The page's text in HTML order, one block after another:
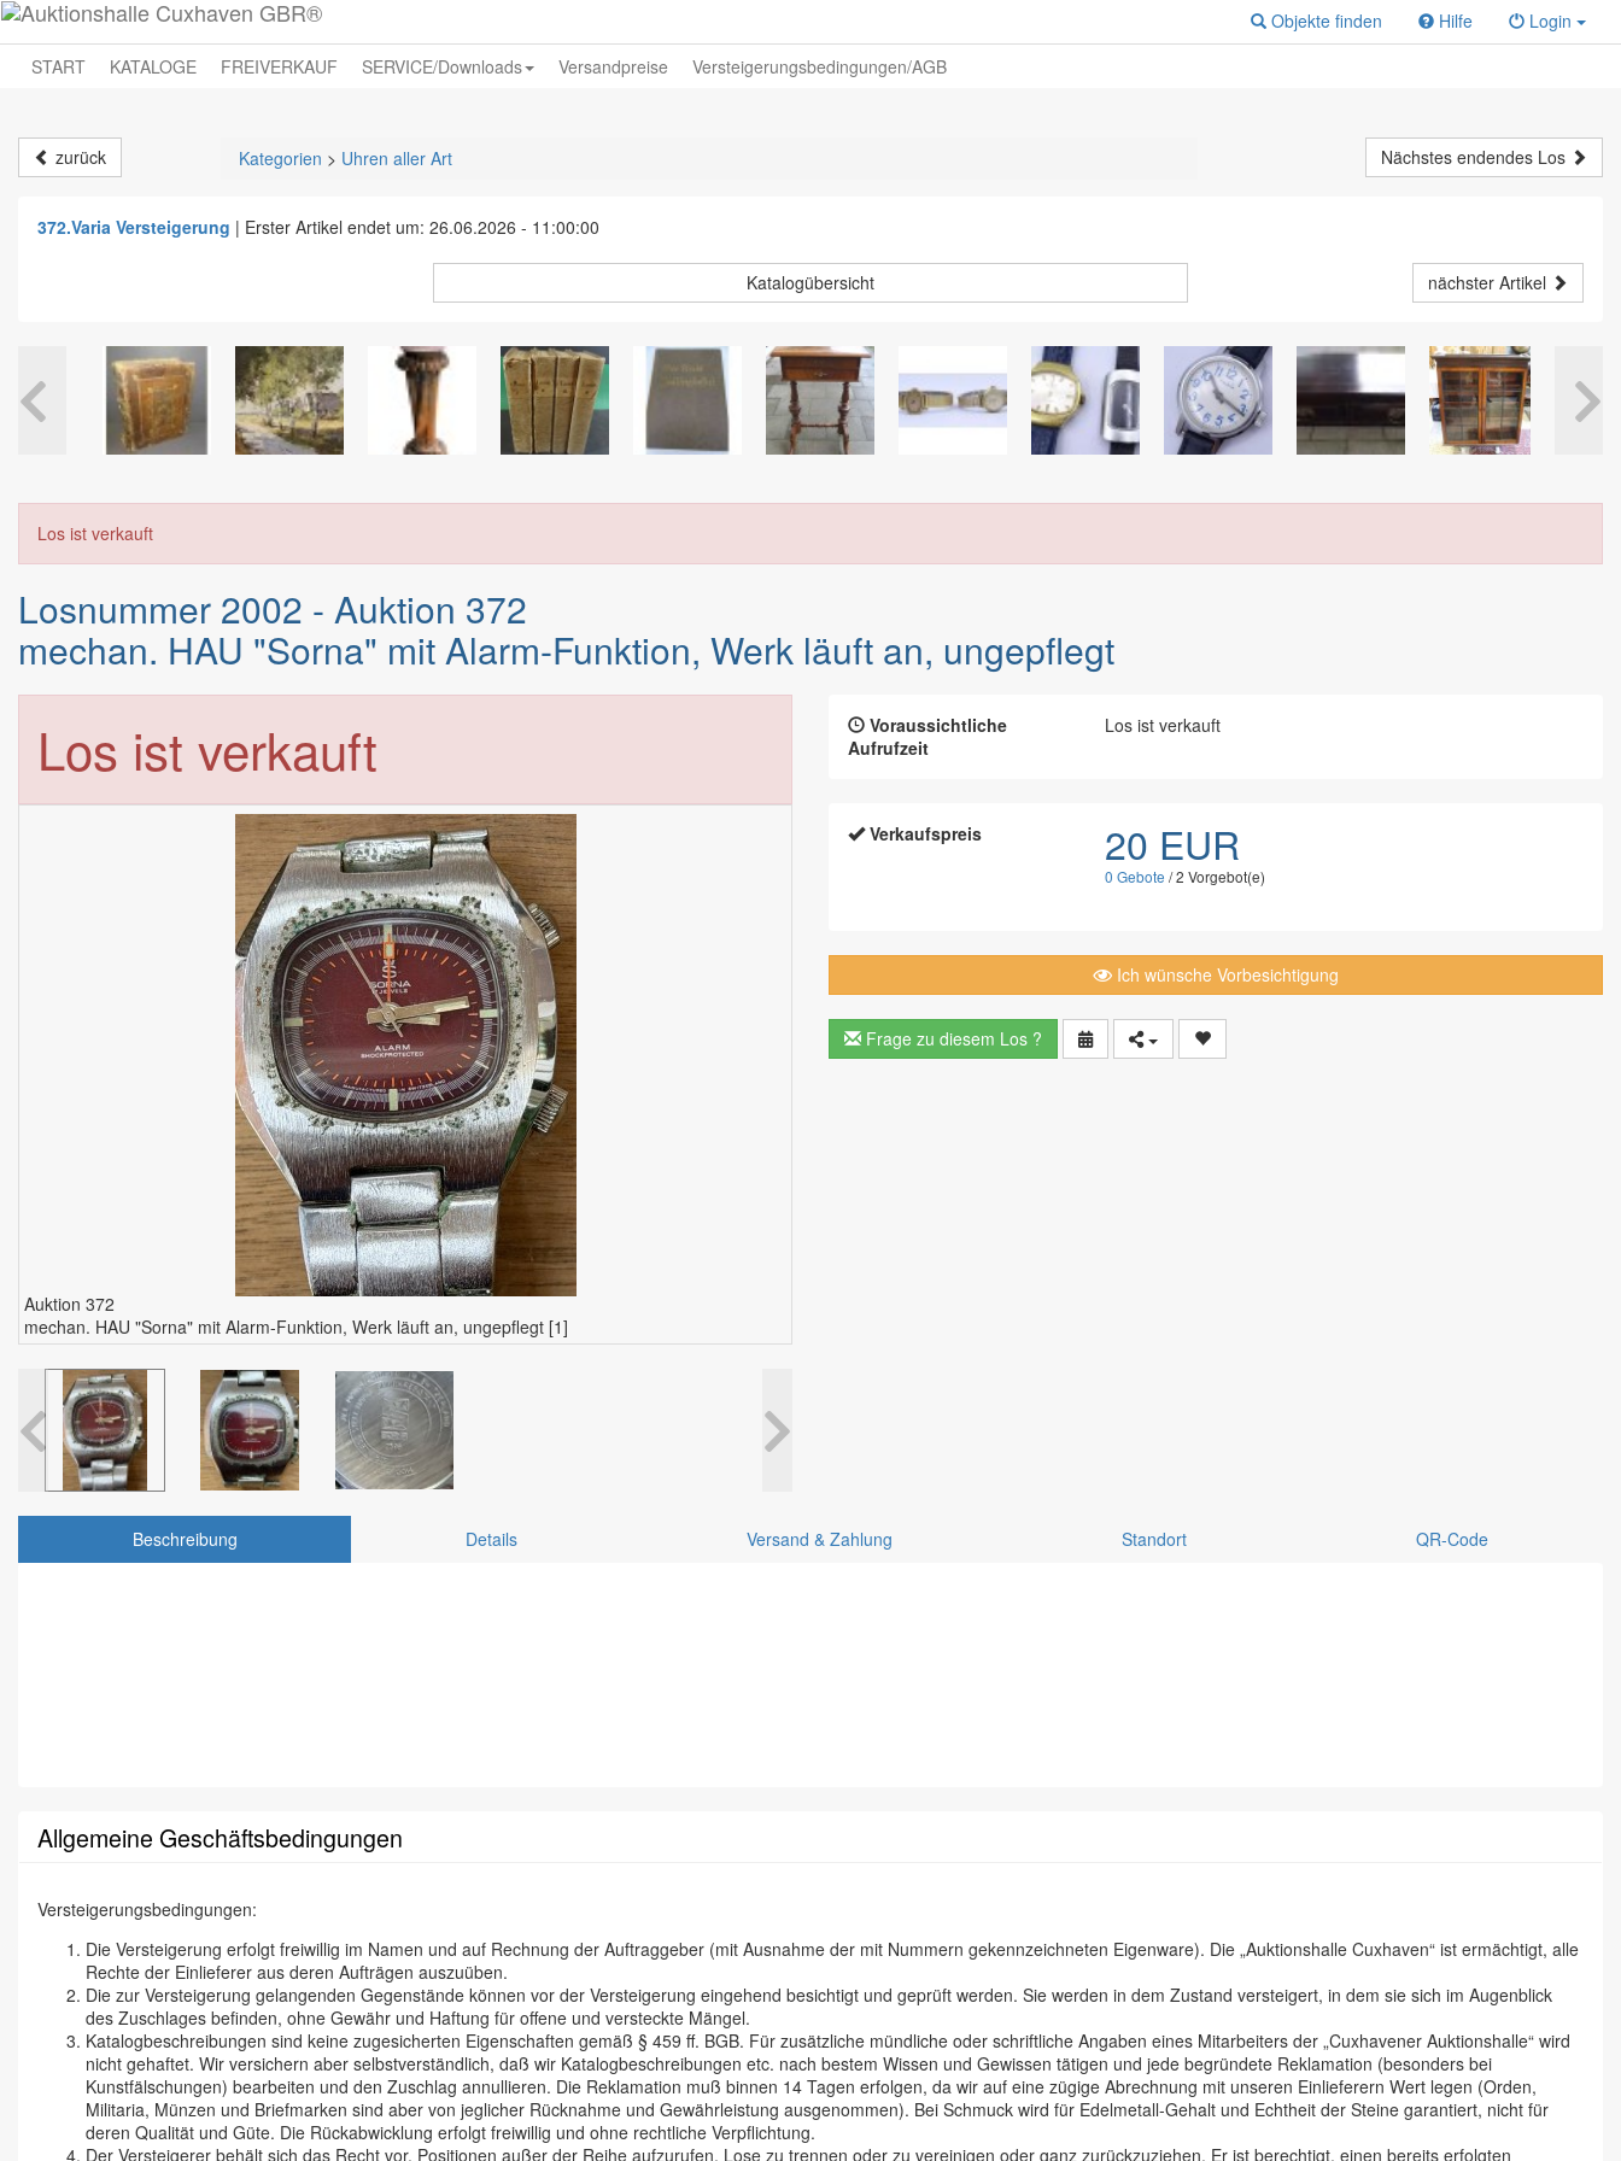
Objekte finden Hilfe
Login
START
KATALOGE FREIVERKAUF SERVICE/Downloads Versandpreise Versteigerungsbedingungen/AGB
zurück Kategorien > Uhren aller Art Nächstes endendes Los
372.Varia Versteigerung | Erster Artikel endet um: 26.06.2026 - 11:00:00
Katalogübersicht nächster Artikel
Los ist verkauft
Losnummer 2002 - Auktion 372
mechan. HAU "Sorna" mit Alarm-Funktion, Werk läuft an, ungepflegt
Los ist verkauft
Auktion 372
mechan. HAU "Sorna" mit Alarm-Funktion, Werk läuft an, ungepflegt [1]
Voraussichtliche
Aufrufzeit
Los ist verkauft
Verkaufspreis 20 EUR
0 Gebote /2 Vorgebot(e)
Ich wünsche Vorbesichtigung
Frage zu diesem Los ?
Beschreibung Details Versand & Zahlung Standort QR-Code
Allgemeine Geschäftsbedingungen
Versteigerungsbedingungen:
Die Versteigerung erfolgt freiwillig im Namen und auf Rechnung der Auftraggeber (mit Ausnahme der mit Nummern gekennzeichneten Eigenware). Die „Auktionshalle Cuxhaven“ ist ermächtigt, alle
Rechte der Einlieferer aus deren Aufträgen auszuüben.
Die zur Versteigerung gelangenden Gegenstände können vor der Versteigerung eingehend besichtigt und geprüft werden. Sie werden in dem Zustand versteigert, in dem sie sich im Augenblick
des Zuschlages befinden, ohne Gewähr und Haftung für offene und versteckte Mängel.
Katalogbeschreibungen sind keine zugesicherten Eigenschaften gemäß § 459 ff. BGB. Für zusätzliche mündliche oder schriftliche Angaben eines Mitarbeiters der „Cuxhavener Auktionshalle“ wird
nicht gehaftet. Wir versichern aber selbstverständlich, daß wir Katalogbeschreibungen etc. nach bestem Wissen und Gewissen tätigen und jede begründete Reklamation (besonders bei
Kunstfälschungen) bearbeiten und den Zuschlag annullieren. Die Reklamation muß binnen 14 Tagen erfolgen, da wir auf eine zügige Abrechnung mit unseren Einlieferern Wert legen (Orden,
Militaria, Münzen und Briefmarken sind aber von jeglicher Rücknahme und Gewährleistung ausgenommen). Bei Schmuck wird für Edelmetall-Gehalt und Echtheit der Steine garantiert, nicht für
deren Qualität und Güte. Die Rückabwicklung erfolgt freiwillig und ohne rechtliche Verpflichtung.
Der Versteigerer behält sich das Recht vor, Positionen außer der Reihe aufzurufen, Lose zu trennen oder zu vereinigen oder ganz zurückzuziehen. Er ist berechtigt, einen bereits erfolgten